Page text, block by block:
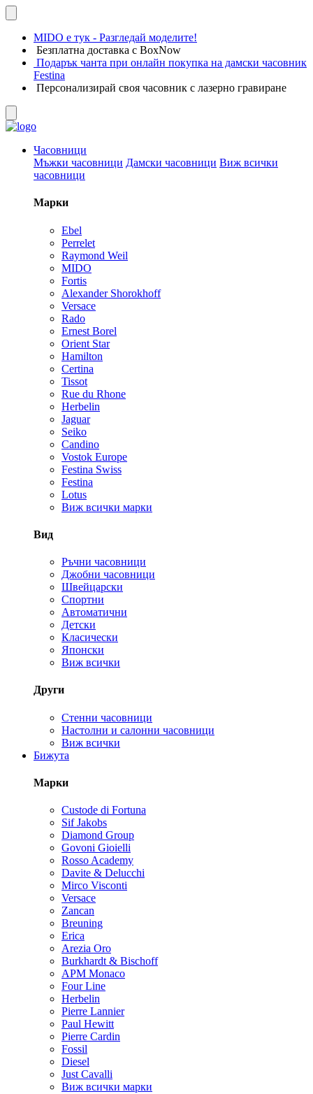
MIDO е тук - Разгледай моделите!
Безплатна доставка с BoxNow
Подарък чанта при онлайн покупка на дамски часовник
Festina
Персонализирай своя часовник с лазерно гравиране
Часовници
Мъжки часовници Дамски часовници Виж всички
часовници
Марки
Ebel
Perrelet
Raymond Weil
MIDO
Fortis
Alexander Shorokhoff
Versace
Rado
Ernest Borel
Orient Star
Hamilton
Certina
Tissot
Rue du Rhone
Herbelin
Jaguar
Seiko
Candino
Vostok Europe
Festina Swiss
Festina
Lotus
Виж всички марки
Вид
Ръчни часовници
Джобни часовници
Швейцарски
Спортни
Автоматични
Детски
Класически
Японски
Виж всички
Други
Стенни часовници
Настолни и салонни часовници
Виж всички
Бижута
Марки
Custode di Fortuna
Sif Jakobs
Diamond Group
Govoni Gioielli
Rosso Academy
Davite & Delucchi
Mirco Visconti
Versace
Zancan
Breuning
Erica
Arezia Oro
Burkhardt & Bischoff
APM Monaco
Four Line
Herbelin
Pierre Lannier
Paul Hewitt
Pierre Cardin
Fossil
Diesel
Just Cavalli
Виж всички марки